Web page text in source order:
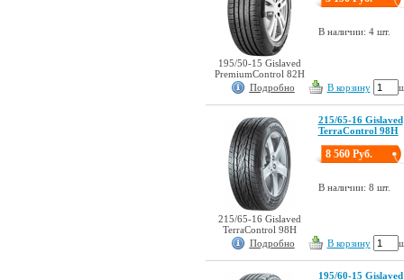
195/50-15 Gislaved
PremiumControl 82H
В наличии: 4 шт.
Подробно В корзину
215/65-16 Gislaved
TerraControl 98H
215/65-16 Gislaved
TerraControl 98H
8 560 Руб.
В наличии: 8 шт.
Подробно В корзину
195/60-15 Gislaved